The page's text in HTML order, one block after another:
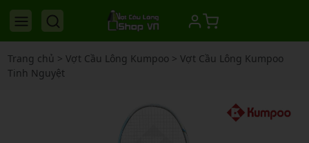
Trang chủ > Vợt Cầu Lông Kumpoo > Vợt Cầu Lông Kumpoo
Tinh Nguyệt